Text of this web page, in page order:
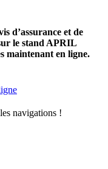
d’assurance et de
le stand APRIL
maintenant en ligne.
navigations !